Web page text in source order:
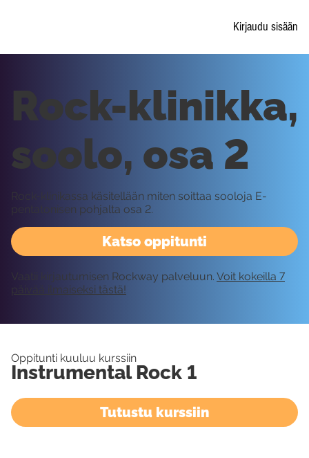
Kirjaudu sisään
Katso oppitunti
Rock-klinikka,
soolo, osa 2
Rock-klinikassa käsitellään miten soittaa sooloja E-
pentatonisen pohjalta osa 2.
Vaatii kirjautumisen Rockway palveluun. Voit kokeilla 7
päivää ilmaiseksi tästä!
Oppitunti kuuluu kurssiin
Instrumental Rock 1
Tutustu kurssiin